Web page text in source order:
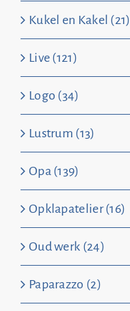
Kukel en Kakel (21)
Live (121)
Logo (34)
Lustrum (13)
Opa (139)
Opklapatelier (16)
Oud werk (24)
Paparazzo (2)